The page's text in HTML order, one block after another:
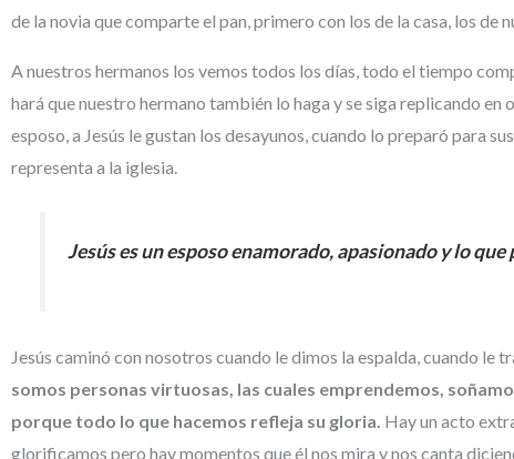
de la novia que comparte el pan, primero con los de la casa, los de
A nuestros hermanos los vemos todos los días, todo el tiempo
hará que nuestro hermano también lo haga y se siga replicando
esposo, a Jesús le gustan los desayunos, cuando lo preparó para
representa a la iglesia.
Jesús es un esposo enamorado, apasionado y lo
Jesús caminó con nosotros cuando le dimos la espalda, cuando
somos personas virtuosas, las cuales emprendemos,
porque todo lo que hacemos refleja su gloria. Hay un acto
glorificamos pero hay momentos que él nos mira y nos canta